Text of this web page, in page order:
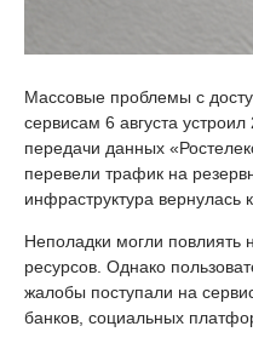
Массовые проблемы с
сервисам 6 августа
передачи данных
перевели трафик на
инфраструктура вернулась
Неполадки могли повлиять
ресурсов. Однако
жалобы поступали на
банков, социальных